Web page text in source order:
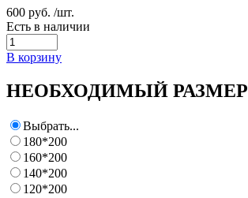
600 руб. /шт.
Есть в наличии
В корзину
НЕОБХОДИМЫЙ РАЗМЕР
Выбрать...
180*200
160*200
140*200
120*200